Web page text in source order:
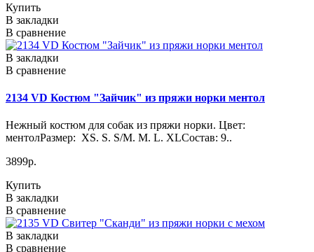
Купить
В закладки
В сравнение
В закладки
В сравнение
2134 VD Костюм "Зайчик" из пряжи норки ментол
Нежный костюм для собак из пряжи норки. Цвет:
ментолРазмер: XS. S. S/M. M. L. XLСостав: 9..
3899р.
Купить
В закладки
В сравнение
В закладки
В сравнение